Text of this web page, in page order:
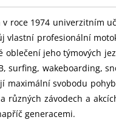
roce 1974 univerzitním
vlastní profesionální
jeho týmových
surfing, wakeboarding,
maximální svobodu
závodech a
generacemi.